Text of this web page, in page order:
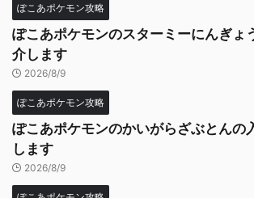
ぽこあポケモン攻略
ぽこあポケモンのスターミーにんぎょ
介します
2026/8/9
ぽこあポケモン攻略
ぽこあポケモンのかいがらざぶとんの
します
2026/8/9